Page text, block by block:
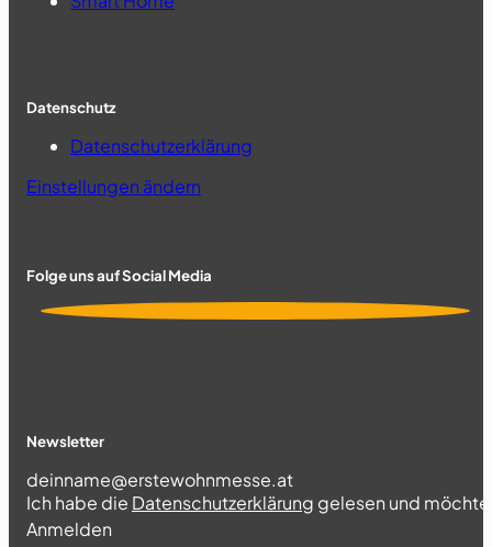
Datenschutz
Datenschutzerklärung
Einstellungen ändern
Folge uns auf Social Media
Newsletter
Section
Ich habe die Datenschutzerklärung gelesen und
Abschnitt
Anmelden